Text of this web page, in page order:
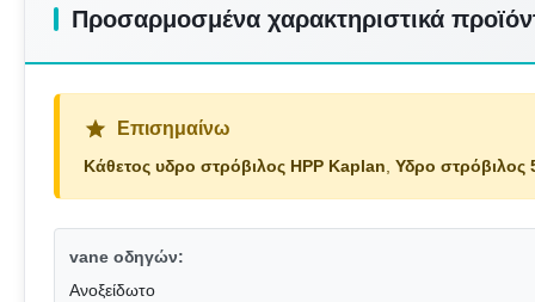
Προσαρμοσμένα χαρακτηριστικά
Επισημαίνω
Κάθετος υδρο στρόβιλος HPP Kaplan Υδρο στρόβιλος
vane οδηγών:
Ανοξείδωτο